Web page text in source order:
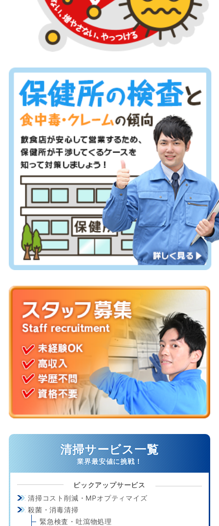
清掃サービス一覧
ピックアップサービス
清掃コスト削減・MPオプティマイズ
殺菌・消毒清掃
緊急検査・吐瀉物処理